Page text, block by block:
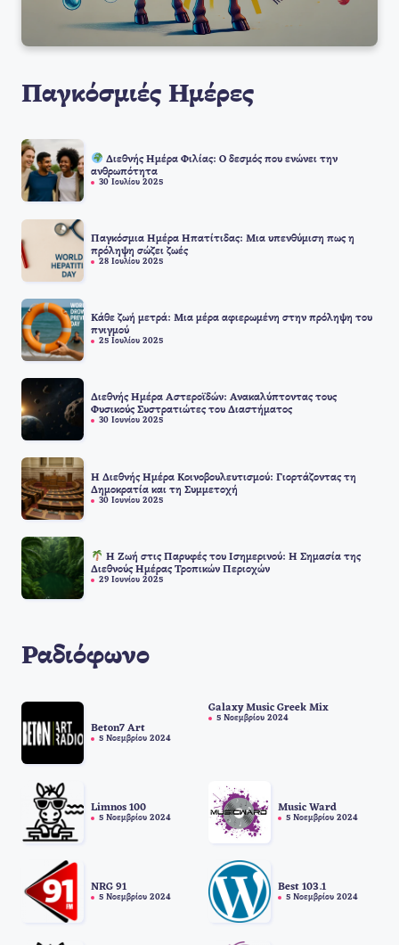
Παγκόσμιές Ημέρες
Διεθνής Ημέρα Φιλίας: Ο δεσμός που ενώνει την
ανθρωπότητα
30 Ιουλίου 2025
Παγκόσμια Ημέρα Ηπατίτιδας: Μια υπενθύμιση πως η
πρόληψη σώζει ζωές
28 Ιουλίου 2025
Κάθε ζωή μετρά: Μια μέρα αφιερωμένη στην πρόληψη του
πνιγμού
25 Ιουλίου 2025
Διεθνής Ημέρα Αστεροϊδών: Ανακαλύπτοντας τους
Φυσικούς Συστρατιώτες του Διαστήματος
30 Ιουνίου 2025
Η Διεθνής Ημέρα Κοινοβουλευτισμού: Γιορτάζοντας τη
Δημοκρατία και τη Συμμετοχή
30 Ιουνίου 2025
Η Ζωή στις Παρυφές του Ισημερινού: Η Σημασία της
Διεθνούς Ημέρας Τροπικών Περιοχών
29 Ιουνίου 2025
Ραδιόφωνο
Beton7 Art
5 Νοεμβρίου 2024
Galaxy Music Greek Mix
5 Νοεμβρίου 2024
Limnos 100
5 Νοεμβρίου 2024
Music Ward
5 Νοεμβρίου 2024
NRG 91
5 Νοεμβρίου 2024
Best 103.1
5 Νοεμβρίου 2024